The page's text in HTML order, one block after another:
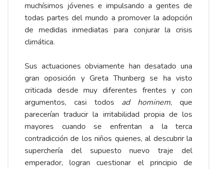
muchísimos jóvenes e impulsando a gentes de
todas partes del mundo a promover la adopción
de medidas inmediatas para conjurar la crisis
climática.
Sus actuaciones obviamente han desatado una
gran oposición y Greta Thunberg se ha visto
criticada desde muy diferentes frentes y con
argumentos, casi todos ad hominem, que
parecerían traducir la irritabilidad propia de los
mayores cuando se enfrentan a la terca
contradicción de los niños quienes, al descubrir la
superchería del supuesto nuevo traje del
emperador, logran cuestionar el principio de